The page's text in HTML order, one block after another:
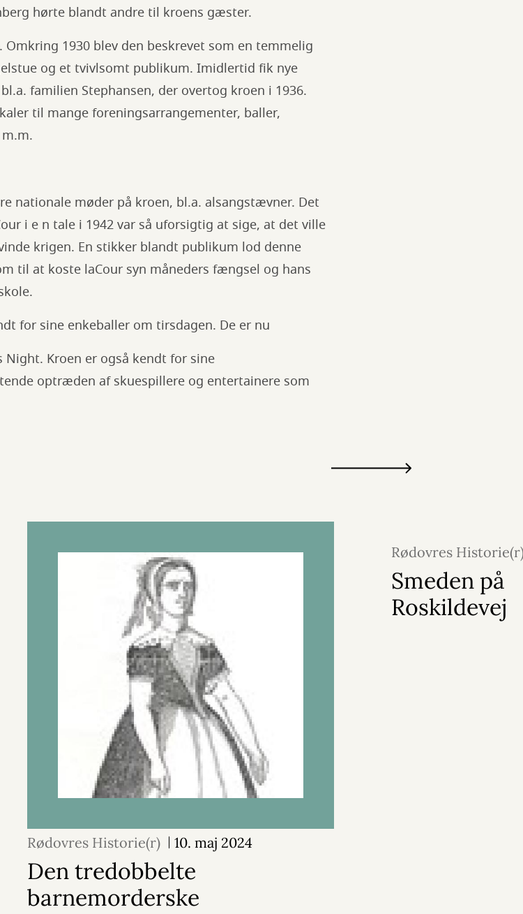
hørte blandt andre til kroens gæster.
1930 blev den beskrevet som en temmelig
og et tvivlsomt publikum. Imidlertid fik nye
familien Stephansen, der overtog kroen i 1936.
til mange foreningsarrangementer, baller,
nationale møder på kroen, bl.a. alsangstævner. Det
i e n tale i 1942 var så uforsigtig at sige, at det ville
krigen. En stikker blandt publikum lod denne
til at koste laCour syn måneders fængsel og hans
for sine enkeballer om tirsdagen. De er nu
Kroen er også kendt for sine
optræden af skuespillere og entertainere som
Rødovres Historie(r) 10. maj 2024
Den tredobbelte
barnemorderske
Rødovres
2024
Smeden på
Roskildevej